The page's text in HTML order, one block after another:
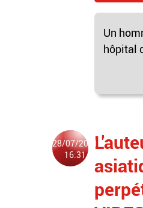
Un
hôpital
28/07/2021
16:31